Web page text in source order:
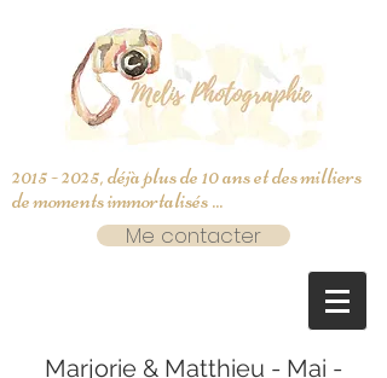
2015 - 2025, déjà plus de 10 ans et des milliers
de moments immortalisés ...
Me contacter
Marjorie & Matthieu - Mai -